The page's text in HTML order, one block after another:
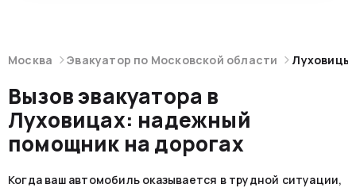
Москва Эвакуатор по Московской области Луховицы
Вызов эвакуатора в
Луховицах: надежный
помощник на дорогах
Когда ваш автомобиль оказывается в трудной ситуации,